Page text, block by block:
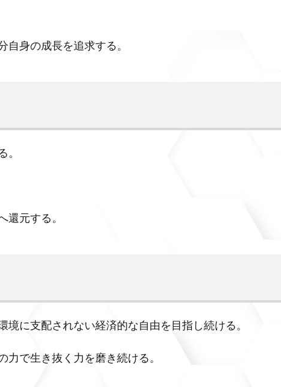
自身の成長を追求する。
。
還元する。
境に支配されない経済的な自由を目指し続ける。
力で生き抜く力を磨き続ける。